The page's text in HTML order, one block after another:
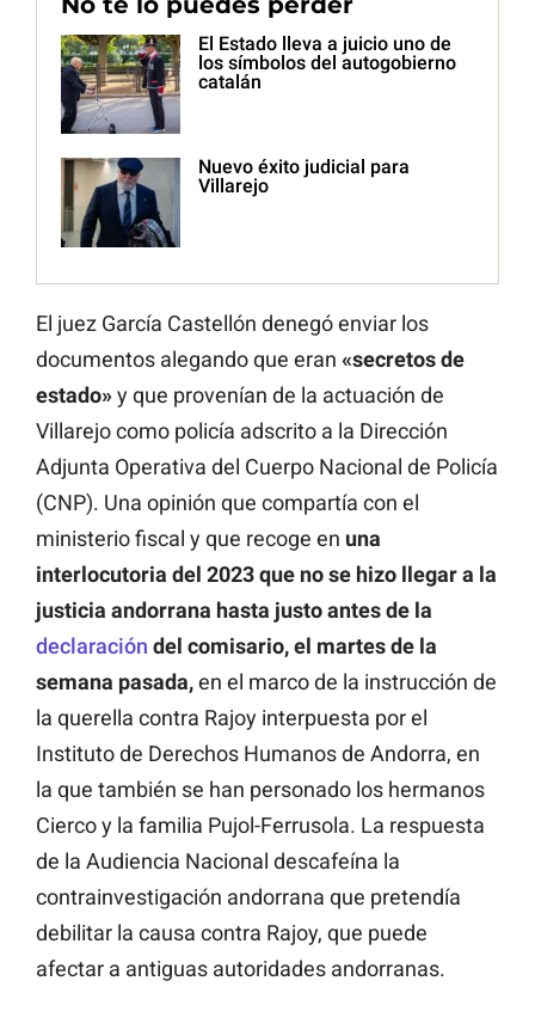
El Estado lleva a juicio uno de
los símbolos del autogobierno
catalán
Nuevo éxito judicial para
Villarejo
El juez García Castellón denegó enviar los
documentos alegando que eran «secretos de
estado»y que provenían de la actuación de
Villarejo como policía adscrito a la Dirección
Adjunta Operativa del Cuerpo Nacional de Policía
(CNP). Una opinión que compartía con el
ministerio fiscal y que recoge en una
interlocutoria del 2023 que no se hizo llegar a la
justicia andorrana hasta justo antes de la
declaración del comisario, el martes de la
semana pasada,en el marco de la instrucción de
la querella contra Rajoy interpuesta por el
Instituto de Derechos Humanos de Andorra, en
la que también se han personado los hermanos
Cierco y la familia Pujol-Ferrusola. La respuesta
de la Audiencia Nacional descafeína la
contrainvestigación andorrana que pretendía
debilitar la causa contra Rajoy, que puede
afectar a antiguas autoridades andorranas.